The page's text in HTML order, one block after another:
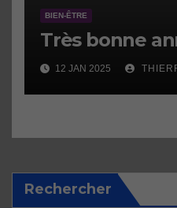
BIEN-ÊTRE
Très bonne
12 JAN 2025
Rechercher